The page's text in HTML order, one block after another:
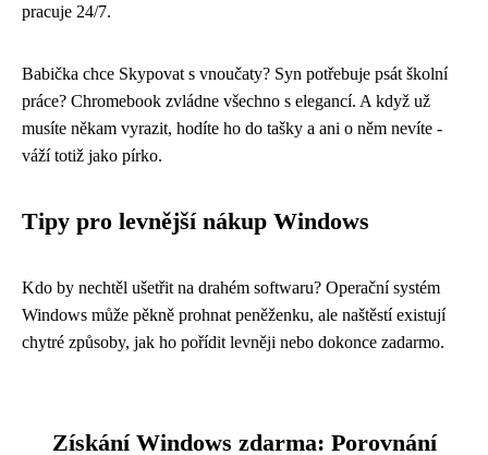
pracuje 24/7.
Babička chce Skypovat s vnoučaty? Syn potřebuje psát školní
práce? Chromebook zvládne všechno s elegancí. A když už
musíte někam vyrazit, hodíte ho do tašky a ani o něm nevíte -
váží totiž jako pírko.
Tipy pro levnější nákup Windows
Kdo by nechtěl ušetřit na drahém softwaru? Operační systém
Windows může pěkně prohnat peněženku, ale naštěstí existují
chytré způsoby, jak ho pořídit levněji nebo dokonce zadarmo.
Získání Windows zdarma: Porovnání